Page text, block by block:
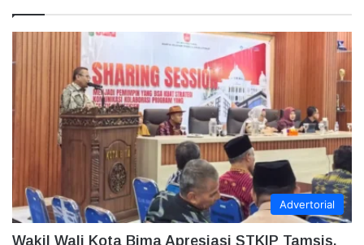
Advertorial
Wakil Wali Kota Bima Apresiasi STKIP Tamsis,